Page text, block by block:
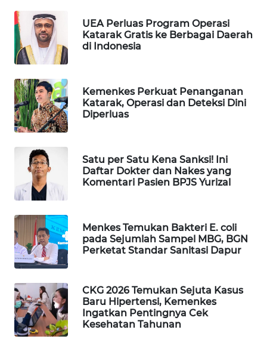
UEA Perluas Program Operasi
Katarak Gratis ke Berbagai Daerah
di Indonesia
Kemenkes Perkuat Penanganan
Katarak, Operasi dan Deteksi Dini
Diperluas
Satu per Satu Kena Sanksi! Ini
Daftar Dokter dan Nakes yang
Komentari Pasien BPJS Yurizal
Menkes Temukan Bakteri E. coli
pada Sejumlah Sampel MBG, BGN
Perketat Standar Sanitasi Dapur
CKG 2026 Temukan Sejuta Kasus
Baru Hipertensi, Kemenkes
Ingatkan Pentingnya Cek
Kesehatan Tahunan
WAHANA
HEALTH
WAHANA
DESA
WISATA
WAHANA
Wahana
Network
KONSUMEN
LISTRIK
MASYARAKAT
KELISTRIKAN
WALINKI
ID